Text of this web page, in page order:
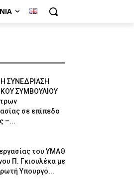
ΣΥΝΕΔΡΙΑΣΗ
ΣΥΜΒΟΥΛΙΟΥ
σε επίπεδο
–...
του ΥΜΑΘ
Π. Γκιουλέκα με
Υπουργό...